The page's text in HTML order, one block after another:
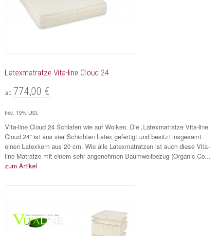
Latexmatratze Vita-line Cloud 24
ab 774,00 €
Inkl. 19% USt.
Vita-line Cloud 24 Schlafen wie auf Wolken. Die „Latexmatratze Vita-line
Cloud 24“ ist aus vier Schichten Latex gefertigt und besitzt insgesamt
einen Latexkern aus 20 cm. Wie alle Latexmatratzen ist auch diese Vita-
line Matratze mit einem sehr angenehmen Baumwollbezug (Organic Co...
zum Artikel